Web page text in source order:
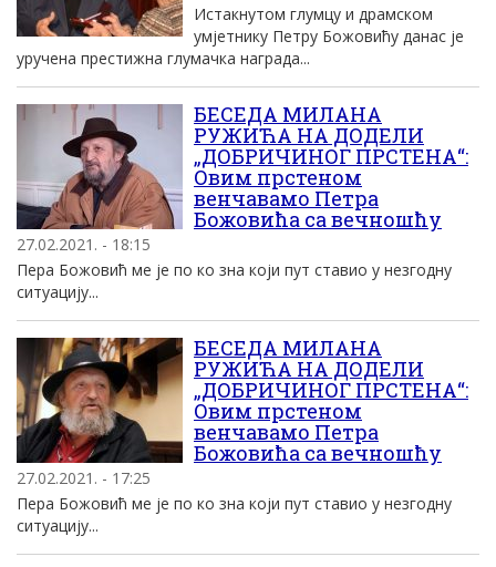
Истакнутом глумцу и драмском
умјетнику Петру Божовићу данас је
уручена престижна глумачка награда...
БЕСЕДА МИЛАНА
РУЖИЋА НА ДОДЕЛИ
„ДОБРИЧИНОГ ПРСТЕНА“:
Овим прстеном
венчавамо Петра
Божовића са вечношћу
27.02.2021. - 18:15
Пера Божовић ме је по ко зна који пут ставио у незгодну
ситуацију...
БЕСЕДА МИЛАНА
РУЖИЋА НА ДОДЕЛИ
„ДОБРИЧИНОГ ПРСТЕНА“:
Овим прстеном
венчавамо Петра
Божовића са вечношћу
27.02.2021. - 17:25
Пера Божовић ме је по ко зна који пут ставио у незгодну
ситуацију...